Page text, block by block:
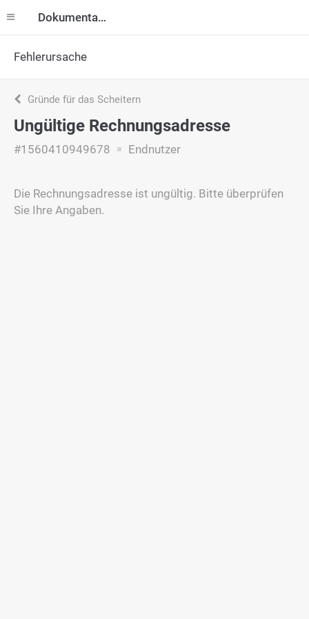
Dokumentation
Fehlerursache
Gründe für das Scheitern
Ungültige Rechnungsadresse
#1560410949678 Endnutzer
Die Rechnungsadresse ist ungültig. Bitte überprüfen
Sie Ihre Angaben.